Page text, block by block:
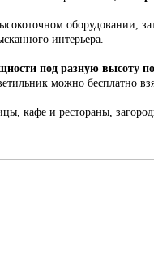
оборудовании,
интерьера.
под разную высоту
можно бесплатно
кафе и рестораны,